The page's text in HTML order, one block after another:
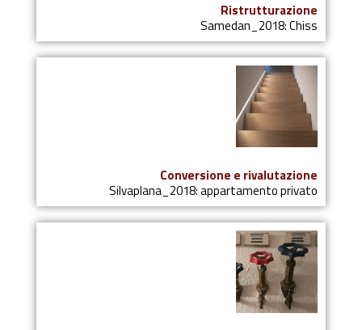
Ristrutturazione
Samedan_2018: Chiss
Conversione e rivalutazione
Silvaplana_2018: appartamento privato